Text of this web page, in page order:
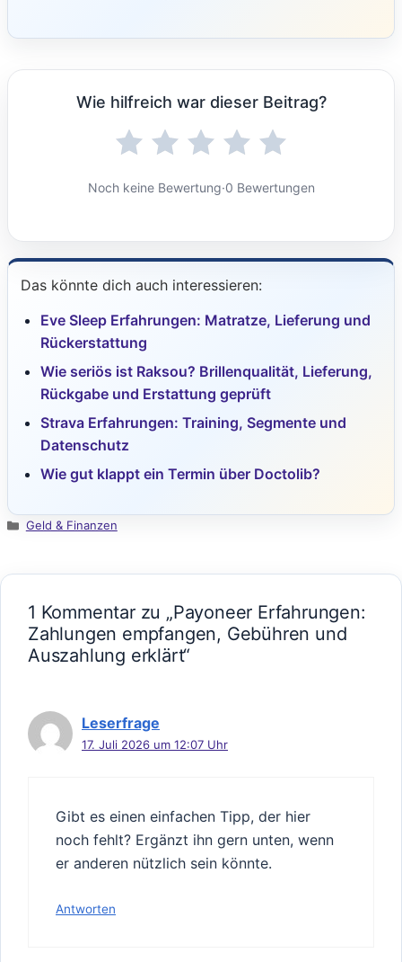
Wie hilfreich war dieser Beitrag?
Noch keine Bewertung·0 Bewertungen
Das könnte dich auch interessieren:
Eve Sleep Erfahrungen: Matratze, Lieferung und
Rückerstattung
Wie seriös ist Raksou? Brillenqualität, Lieferung,
Rückgabe und Erstattung geprüft
Strava Erfahrungen: Training, Segmente und
Datenschutz
Wie gut klappt ein Termin über Doctolib?
Kategorien
Geld & Finanzen
1 Kommentar zu „Payoneer Erfahrungen:
Zahlungen empfangen, Gebühren und
Auszahlung erklärt“
Leserfrage
17. Juli 2026 um 12:07 Uhr
Gibt es einen einfachen Tipp, der hier
noch fehlt? Ergänzt ihn gern unten, wenn
er anderen nützlich sein könnte.
Antworten